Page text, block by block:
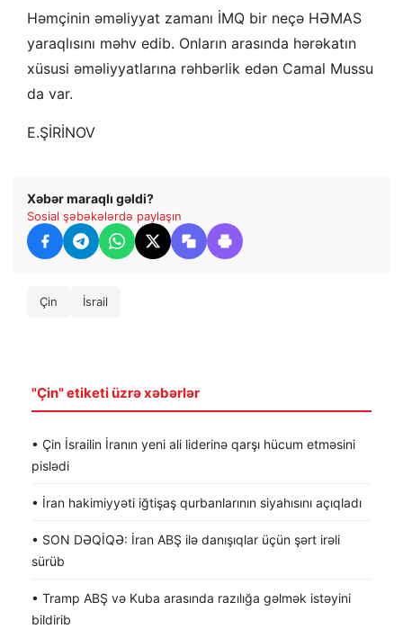
Həmçinin əməliyyat zamanı İMQ bir neçə HƏMAS
yaraqlısını məhv edib. Onların arasında hərəkatın
xüsusi əməliyyatlarına rəhbərlik edən Camal Mussu
da var.
E.ŞİRİNOV
Xəbər maraqlı gəldi?
Sosial şəbəkələrdə paylaşın
Çin İsrail
"Çin" etiketi üzrə xəbərlər
• Çin İsrailin İranın yeni ali liderinə qarşı hücum etməsini
pislədi
• İran hakimiyyəti iğtişaş qurbanlarının siyahısını açıqladı
• SON DƏQİQƏ: İran ABŞ ilə danışıqlar üçün şərt irəli
sürüb
• Tramp ABŞ və Kuba arasında razılığa gəlmək istəyini
bildirib